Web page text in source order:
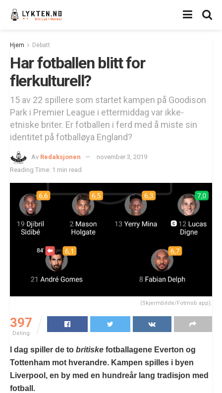
Hjem Debatt
Har fotballen blitt for
flerkulturell?
15 av 22 spillere som startet kampen på Goodison
Park i Premier League i ettermiddag var ikke-
etniske briter. Er fotballen i ferd med å miste sin
identitet på fotballøya England?
Av Redaksjonen
november 3, 2019
Reading Time: 1 min read
(Skjermbilde/Fotmob app).
397
Deling
I dag spiller de to britiske fotballagene Everton og
Tottenham mot hverandre. Kampen spilles i byen
Liverpool, en by med en hundreår lang tradisjon med
fotball.